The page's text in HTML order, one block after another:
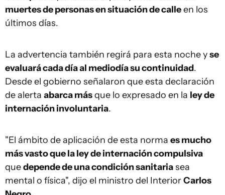
muertes de personas en situación de calleen los
últimos días.
La advertencia también regirá para esta noche yse
evaluará cada día al mediodía su continuidad.
Desde el gobierno señalaron que esta declaración
de alerta abarca másque lo expresado en la ley de
internación involuntaria.
"El ámbito de aplicación de esta norma es mucho
más vasto que la ley de internación compulsiva
quedepende de una condición sanitariasea
mental o física", dijo el ministro del InteriorCarlos